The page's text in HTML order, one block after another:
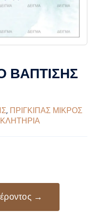
ΒΑΠΤΙΣΗΣ
, ΠΡΙΓΚΙΠΑΣ ΜΙΚΡΟΣ
→